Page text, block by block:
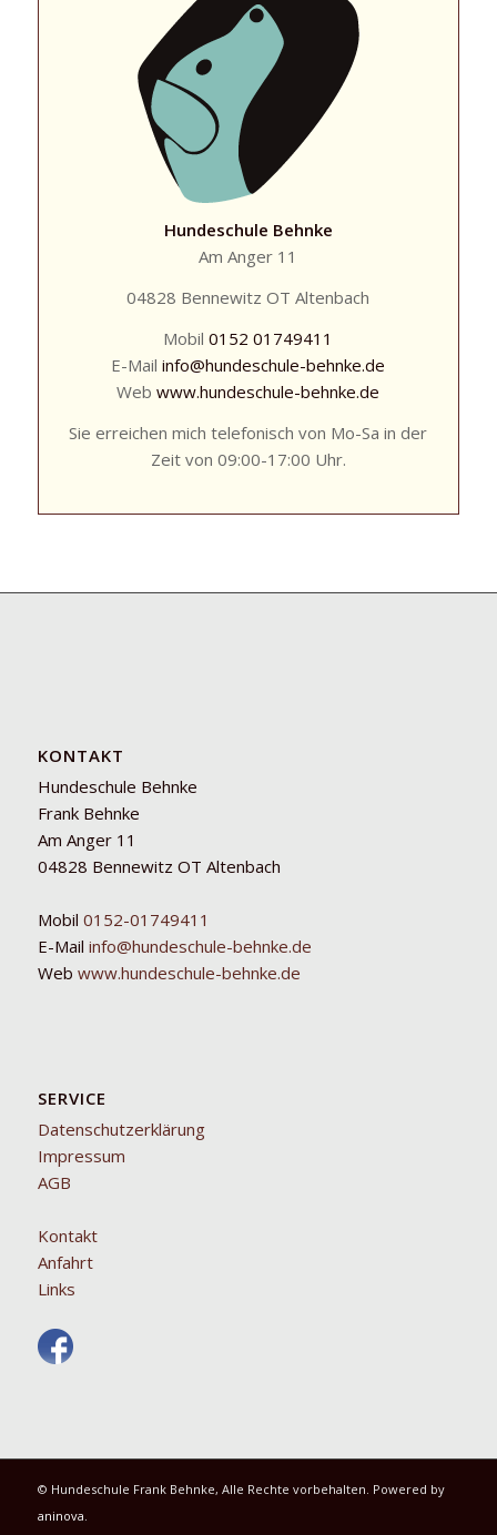
Hundeschule Behnke
Am Anger 11
04828 Bennewitz OT Altenbach
Mobil0152 01749411
E-Mailinfo@hundeschule-behnke.de
Webwww.hundeschule-behnke.de
Sie erreichen mich telefonisch von Mo-Sa in der
Zeit von 09:00-17:00 Uhr.
KONTAKT
Hundeschule Behnke
Frank Behnke
Am Anger 11
04828 Bennewitz OT Altenbach
Mobil 0152-01749411
E-Mail info@hundeschule-behnke.de
Web www.hundeschule-behnke.de
SERVICE
Datenschutzerklärung
Impressum
AGB
Kontakt
Anfahrt
Links
© Hundeschule Frank Behnke, Alle Rechte vorbehalten. Powered by
aninova